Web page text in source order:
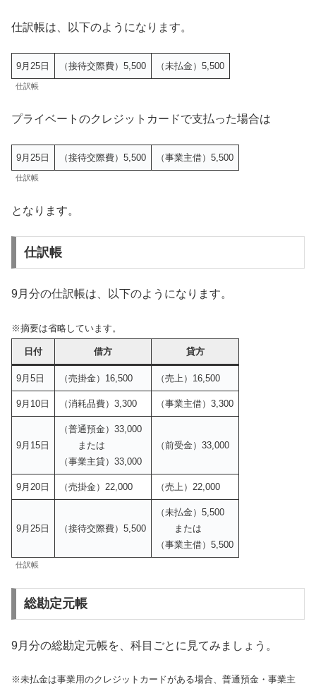
仕訳帳は、以下のようになります。
9月25日 （接待交際費）5,500 （未払金）5,500
仕訳帳
プライベートのクレジットカードで支払った場合は
9月25日 （接待交際費）5,500 （事業主借）5,500
仕訳帳
となります。
仕訳帳
9月分の仕訳帳は、以下のようになります。
※摘要は省略しています。
日付 借方 貸方
9月5日 （売掛金）16,500 （売上）16,500
9月10日 （消耗品費）3,300 （事業主借）3,300
9月15日
（普通預金）33,000
または
（事業主貸）33,000
（前受金）33,000
9月20日 （売掛金）22,000 （売上）22,000
9月25日 （接待交際費）5,500
（未払金）5,500
または
（事業主借）5,500
仕訳帳
総勘定元帳
9月分の総勘定元帳を、科目ごとに見てみましょう。
※未払金は事業用のクレジットカードがある場合、普通預金・事業主